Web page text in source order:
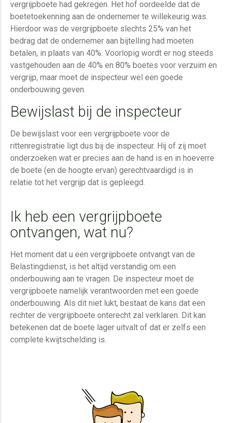
vergrijpboete had gekregen. Het hof oordeelde dat de
boetetoekenning aan de ondernemer te willekeurig was.
Hierdoor was de vergrijpboete slechts 25% van het
bedrag dat de ondernemer aan bijtelling had moeten
betalen, in plaats van 40%. Voorlopig wordt er nog steeds
vastgehouden aan de 40% en 80% boetes voor verzuim en
vergrijp, maar moet de inspecteur wel een goede
onderbouwing geven.
Bewijslast bij de inspecteur
De bewijslast voor een vergrijpboete voor de
rittenregistratie ligt dus bij de inspecteur. Hij of zij moet
onderzoeken wat er precies aan de hand is en in hoeverre
de boete (en de hoogte ervan) gerechtvaardigd is in
relatie tot het vergrijp dat is gepleegd.
Ik heb een vergrijpboete
ontvangen, wat nu?
Het moment dat u een vergrijpboete ontvangt van de
Belastingdienst, is het altijd verstandig om een
onderbouwing aan te vragen. De inspecteur moet de
vergrijpboete namelijk verantwoorden met een goede
onderbouwing. Als dit niet lukt, bestaat de kans dat een
rechter de vergrijpboete onterecht zal verklaren. Dit kan
betekenen dat de boete lager uitvalt of dat er zelfs een
complete kwijtschelding is.